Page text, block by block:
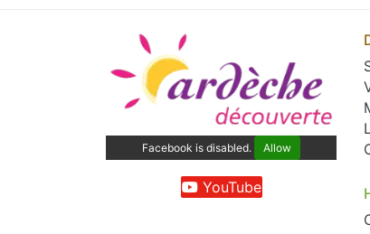
Facebook is disabled. Allow
YouTube